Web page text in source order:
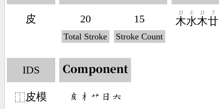
皮 20
Total Stroke
15
Stroke Count
木
D
水
E
木
D
廿
T
IDS
⿰皮模
Component
󶅝󶂸󶃋󶃐󶁩